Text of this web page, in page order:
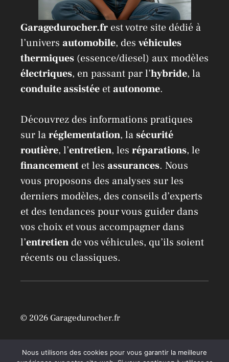
Garagedurocher.fr est votre site dédié à
l’univers automobile, des véhicules
thermiques (essence/diesel) aux modèles
électriques, en passant par l’hybride, la
conduite assistée etautonome.
Découvrez des informations pratiques
sur laréglementation, lasécurité
routière, l’entretien, les réparations, le
financement et les assurances. Nous
vous proposons des analyses sur les
derniers modèles, des conseils d’experts
et des tendances pour vous guider dans
vos choix et vous accompagner dans
l’entretien de vos véhicules, qu’ils soient
récents ou classiques.
© 2026 Garagedurocher.fr
Nous utilisons des cookies pour vous garantir la meilleure